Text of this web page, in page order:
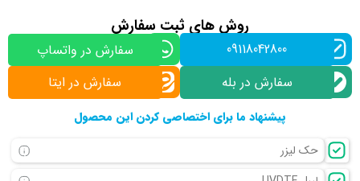
پیشنهاد ما برای اختصاصی کردن این محصول
حک لیزر
روش های ثبت سفارش
09118042800
سفارش در واتساپ
سفارش در بله
سفارش در ایتا